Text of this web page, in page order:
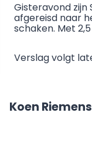
Gisteravond zijn
afgereisd naar
schaken. Met
Verslag volgt
Koen Riemens